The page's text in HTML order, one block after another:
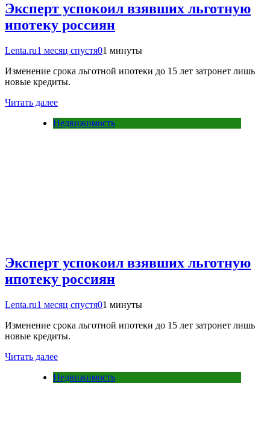
Эксперт успокоил взявших льготную
ипотеку россиян
Lenta.ru1 месяц спустя01 минуты
Изменение срока льготной ипотеки до 15 лет затронет лишь
новые кредиты.
Читать далее
Недвижимость
Эксперт успокоил взявших льготную
ипотеку россиян
Lenta.ru1 месяц спустя01 минуты
Изменение срока льготной ипотеки до 15 лет затронет лишь
новые кредиты.
Читать далее
Недвижимость